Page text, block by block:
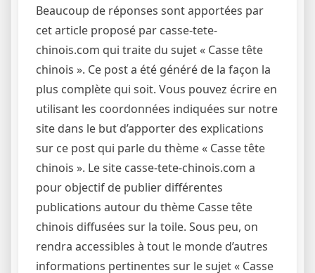
Beaucoup de réponses sont apportées par
cet article proposé par casse-tete-
chinois.com qui traite du sujet « Casse tête
chinois ». Ce post a été généré de la façon la
plus complète qui soit. Vous pouvez écrire en
utilisant les coordonnées indiquées sur notre
site dans le but d’apporter des explications
sur ce post qui parle du thème « Casse tête
chinois ». Le site casse-tete-chinois.com a
pour objectif de publier différentes
publications autour du thème Casse tête
chinois diffusées sur la toile. Sous peu, on
rendra accessibles à tout le monde d’autres
informations pertinentes sur le sujet « Casse